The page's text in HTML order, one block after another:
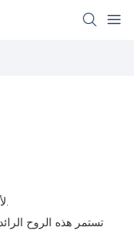
لأكثر من 170 عامًا، كان سميث رائدًا في التقدم.
تستمر هذه الروح